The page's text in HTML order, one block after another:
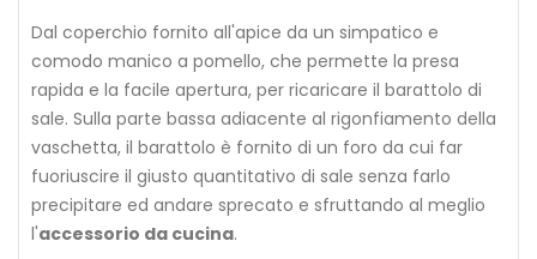
Dal coperchio fornito all'apice da un simpatico e
comodo manico a pomello, che permette la presa
rapida e la facile apertura, per ricaricare il barattolo di
sale. Sulla parte bassa adiacente al rigonfiamento della
vaschetta, il barattolo è fornito di un foro da cui far
fuoriuscire il giusto quantitativo di sale senza farlo
precipitare ed andare sprecato e sfruttando al meglio
l'accessorio da cucina.